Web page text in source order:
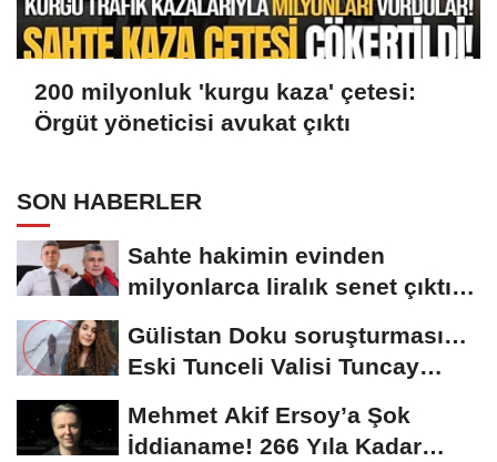
200 milyonluk 'kurgu kaza' çetesi:
Örgüt yöneticisi avukat çıktı
SON HABERLER
Sahte hakimin evinden
milyonlarca liralık senet çıktı:
Gülistan Doku soruşturması…
Eski Tunceli Valisi Tuncay
Mehmet Akif Ersoy’a Şok
İddianame! 266 Yıla Kadar